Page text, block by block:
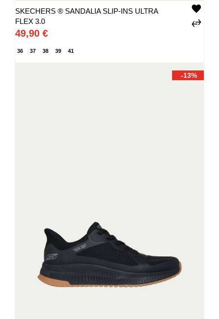
SKECHERS ® SANDALIA SLIP-INS ULTRA
FLEX 3.0
49,90 €
36 37 38 39 41
-13%